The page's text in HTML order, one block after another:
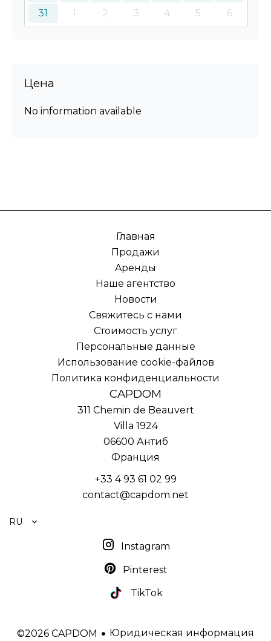
31
1 2 3 4 5 6
Цена
No information available
Главная
Продажи
Aренды
Наше агентство
Новости
Свяжитесь с нами
Стоимость услуг
Персональные данные
Использование cookie-файлов
Политика конфиденциальности
CAPDOM
311 Chemin de Beauvert
Villa 1924
06600 Антиб
Франция
+33 4 93 61 02 99
contact@capdom.net
RU
Instagram
Pinterest
TikTok
©2026 CAPDOM Юридическая информация